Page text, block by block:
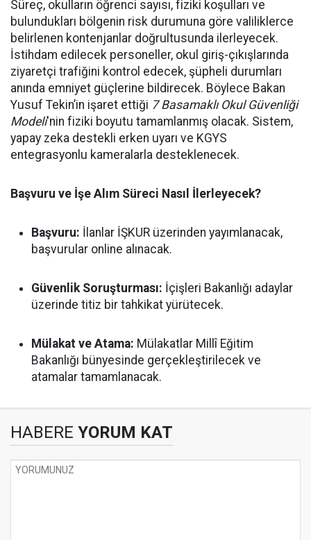
Süreç, okulların öğrenci sayısı, fiziki koşulları ve
bulundukları bölgenin risk durumuna göre valiliklerce
belirlenen kontenjanlar doğrultusunda ilerleyecek.
İstihdam edilecek personeller, okul giriş-çıkışlarında
ziyaretçi trafiğini kontrol edecek, şüpheli durumları
anında emniyet güçlerine bildirecek. Böylece Bakan
Yusuf Tekin’in işaret ettiği 7 Basamaklı Okul Güvenliği
Modeli'nin fiziki boyutu tamamlanmış olacak. Sistem,
yapay zeka destekli erken uyarı ve KGYS
entegrasyonlu kameralarla desteklenecek.
Başvuru ve İşe Alım Süreci Nasıl İlerleyecek?
Başvuru: İlanlar İŞKUR üzerinden yayımlanacak,
başvurular online alınacak.
Güvenlik Soruşturması: İçişleri Bakanlığı adaylar
üzerinde titiz bir tahkikat yürütecek.
Mülakat ve Atama: Mülakatlar Millî Eğitim
Bakanlığı bünyesinde gerçekleştirilecek ve
atamalar tamamlanacak.
HABERE YORUM KAT